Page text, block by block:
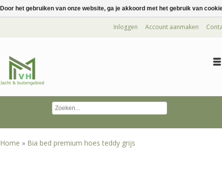
Inloggen Account aanmaken
Home » Bia bed premium hoes teddy grijs
Door het gebruiken van onze website, ga je akkoord met het gebruik van